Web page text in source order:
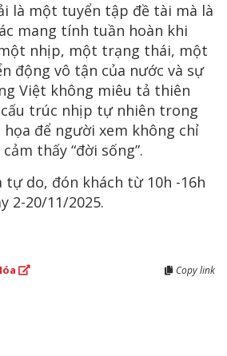
là một tuyển tập đề tài mà là
mang tính tuần hoàn khi
nhịp, một trạng thái, một
động vô tận của nước và sự
Việt không miêu tả thiên
trúc nhịp tự nhiên trong
để người xem không chỉ
thấy “đời sống”.
tự do, đón khách từ 10h -16h
2-20/11/2025.
Copy link